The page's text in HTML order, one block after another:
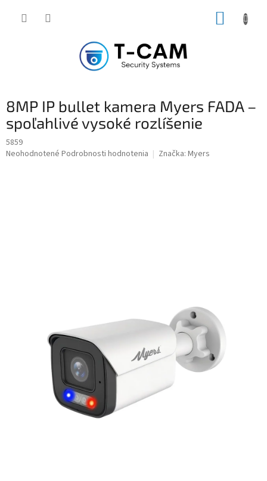
8MP IP bullet kamera Myers FADA –
spoľahlivé vysoké rozlíšenie
5859
Priemerné
Neohodnotené Podrobnosti hodnotenia Značka: Myers